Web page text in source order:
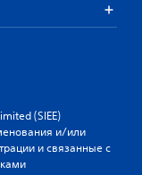
(SIEE)
и/или
и связанные с